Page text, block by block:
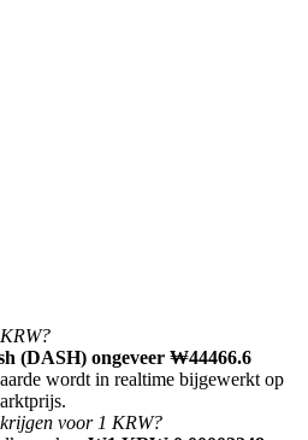
(DASH) ongeveer ₩44466.6
wordt in realtime bijgewerkt op
voor 1 KRW?